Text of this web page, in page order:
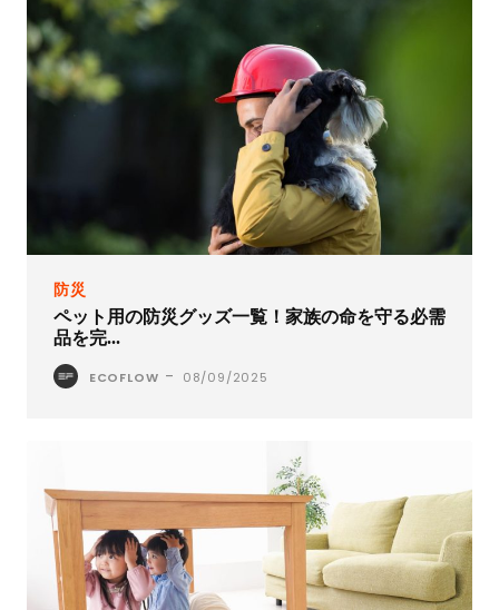
防災
ペット用の防災グッズ一覧！家族の命を守る必需
品を完...
ECOFLOW - 08/09/2025